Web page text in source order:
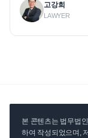
고강희
LAWYER
본 콘텐츠는 법무법
하여 작성되었으며,